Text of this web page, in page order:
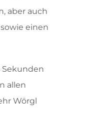
aber auch
einen
Sekunden
allen
Wörgl